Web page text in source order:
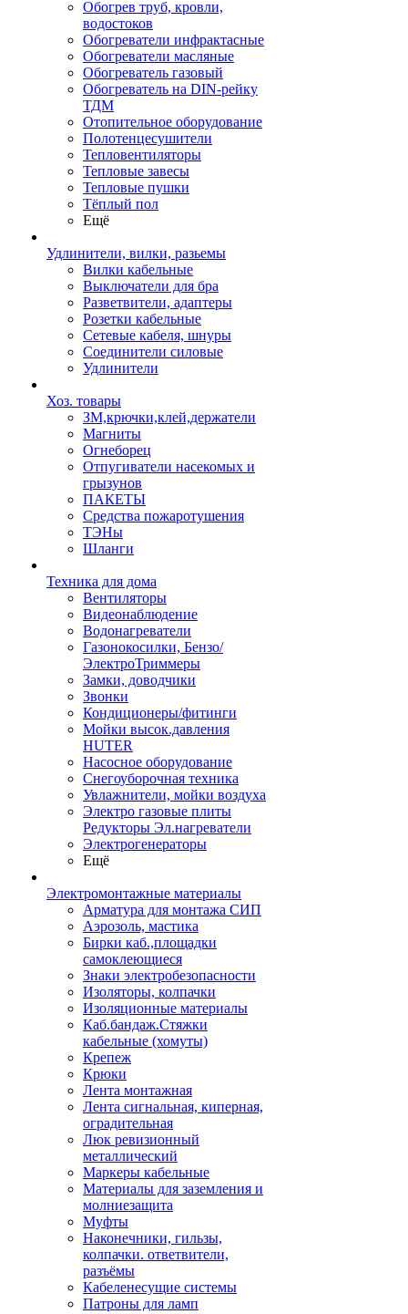
Обогрев труб, кровли,
водостоков
Обогреватели инфрактасные
Обогреватели масляные
Обогреватель газовый
Обогреватель на DIN-рейку
ТДМ
Отопительное оборудование
Полотенцесушители
Тепловентиляторы
Тепловые завесы
Тепловые пушки
Тёплый пол
Ещё
Удлинители, вилки, разьемы
Вилки кабельные
Выключатели для бра
Разветвители, адаптеры
Розетки кабельные
Сетевые кабеля, шнуры
Соединители силовые
Удлинители
Хоз. товары
ЗМ,крючки,клей,держатели
Магниты
Огнеборец
Отпугиватели насекомых и
грызунов
ПАКЕТЫ
Средства пожаротушения
ТЭНы
Шланги
Техника для дома
Вентиляторы
Видеонаблюдение
Водонагреватели
Газонокосилки, Бензо/
ЭлектроТриммеры
Замки, доводчики
Звонки
Кондиционеры/фитинги
Мойки высок.давления
HUTER
Насосное оборудование
Снегоуборочная техника
Увлажнители, мойки воздуха
Электро газовые плиты
Редукторы Эл.нагреватели
Электрогенераторы
Ещё
Электромонтажные материалы
Арматура для монтажа СИП
Аэрозоль, мастика
Бирки каб.,площадки
самоклеющиеся
Знаки электробезопасности
Изоляторы, колпачки
Изоляционные материалы
Каб.бандаж.Стяжки
кабельные (хомуты)
Крепеж
Крюки
Лента монтажная
Лента сигнальная, киперная,
оградительная
Люк ревизионный
металлический
Маркеры кабельные
Материалы для заземления и
молниезащита
Муфты
Наконечники, гильзы,
колпачки. ответвители,
разъёмы
Кабеленесущие системы
Патроны для ламп